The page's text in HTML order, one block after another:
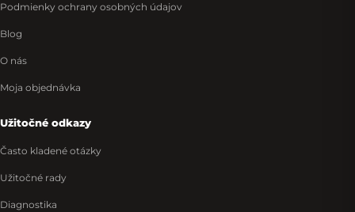
Podmienky ochrany osobných údajov
Blog
O nás
Moja objednávka
Užitočné odkazy
Často kladené otázky
Užitočné rady
Diagnostika